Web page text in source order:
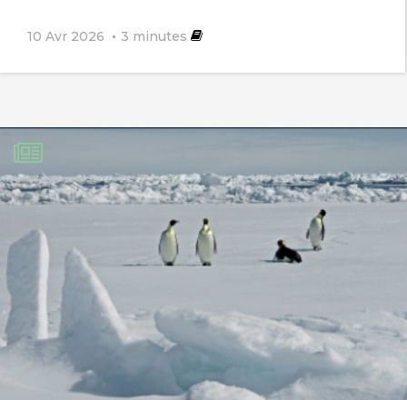
10 Avr 2026 3 minutes